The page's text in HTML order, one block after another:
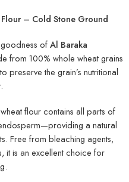
– Cold Stone Ground
goodness ofAl Baraka
from 100% whole wheat grains
preserve the grain’s nutritional
flour contains all parts of
a natural
Free from bleaching agents,
it is an excellent choice for